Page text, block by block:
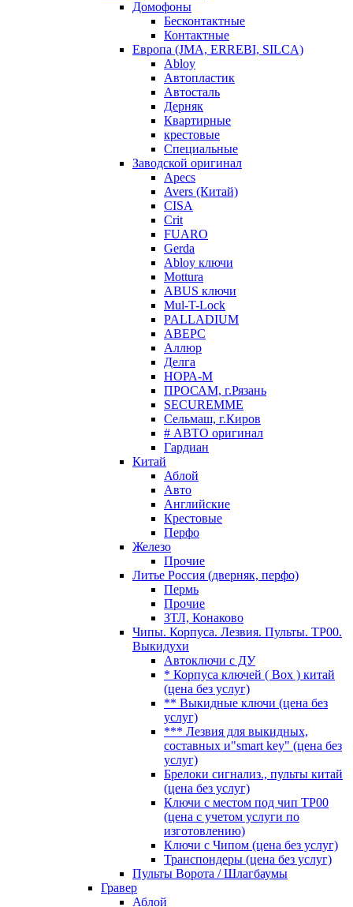
Домофоны
Бесконтактные
Контактные
Европа (JMA, ERREBI, SILCA)
Abloy
Автопластик
Автосталь
Дерняк
Квартирные
крестовые
Специальные
Заводской оригинал
Apecs
Avers (Китай)
CISA
Crit
FUARO
Gerda
Abloy ключи
Mottura
ABUS ключи
Mul-T-Lock
PALLADIUM
АВЕРС
Аллюр
Делга
НОРА-М
ПРОСАМ, г.Рязань
SECUREMME
Сельмаш, г.Киров
# АВТО оригинал
Гардиан
Китай
Аблой
Авто
Английские
Крестовые
Перфо
Железо
Прочие
Литье Россия (дверняк, перфо)
Пермь
Прочие
ЗТЛ, Конаково
Чипы. Корпуса. Лезвия. Пульты. TP00.
Выкидухи
Автоключи с ДУ
* Корпуса ключей ( Box ) китай
(цена без услуг)
** Выкидные ключи (цена без
услуг)
*** Лезвия для выкидных,
составных и"smart key" (цена без
услуг)
Брелоки сигнализ., пульты китай
(цена без услуг)
Ключи с местом под чип TP00
(цена с учетом услуги по
изготовлению)
Ключи с Чипом (цена без услуг)
Транспондеры (цена без услуг)
Пульты Ворота / Шлагбаумы
Гравер
Аблой